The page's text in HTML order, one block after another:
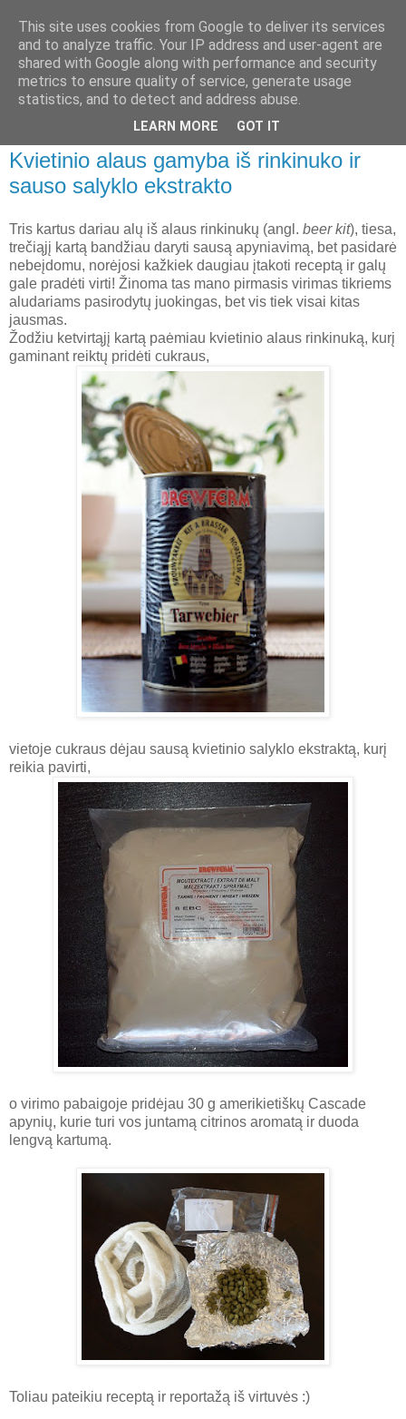
Apie alų
Namų aludario pastebėjimai apie naminį ir pramoninį alų,
alaus ir kombučios gamyba namuose
Kvietinio alaus gamyba iš rinkinuko ir
sauso salyklo ekstrakto
Tris kartus dariau alų iš alaus rinkinukų (angl. beer kit), tiesa,
trečiąjį kartą bandžiau daryti sausą apyniavimą, bet pasidarė
nebeįdomu, norėjosi kažkiek daugiau įtakoti receptą ir galų
gale pradėti virti! Žinoma tas mano pirmasis virimas tikriems
aludariams pasirodytų juokingas, bet vis tiek visai kitas
jausmas.
Žodžiu ketvirtąjį kartą paėmiau kvietinio alaus rinkinuką, kurį
gaminant reiktų pridėti cukraus,
vietoje cukraus dėjau sausą kvietinio salyklo ekstraktą, kurį
reikia pavirti,
o virimo pabaigoje pridėjau 30 g amerikietiškų Cascade
apynių, kurie turi vos juntamą citrinos aromatą ir duoda
lengvą kartumą.
Toliau pateikiu receptą ir reportažą iš virtuvės :)
This site uses cookies from Google to deliver its services
and to analyze traffic. Your IP address and user-agent are
shared with Google along with performance and security
metrics to ensure quality of service, generate usage
statistics, and to detect and address abuse.
LEARN MORE GOT IT